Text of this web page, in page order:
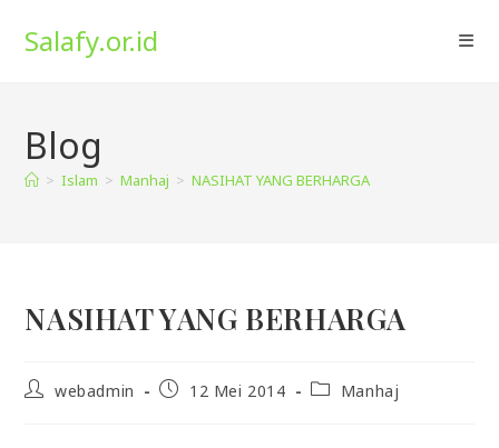
Salafy.or.id
Blog
> Islam > Manhaj > NASIHAT YANG BERHARGA
NASIHAT YANG BERHARGA
Postwebadmin
Post12 Mei 2014
PostManhaj